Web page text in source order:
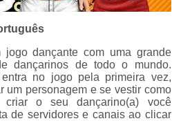
jogo dançante com uma grande
dançarinos de todo o mundo.
no jogo pela primeira vez,
um personagem e se vestir como
criar o seu dançarino(a) você
de servidores e canais ao clicar